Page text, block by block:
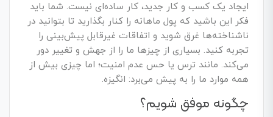
ایجاد یک کسب­ و کار جدید، کار ساده‌­ای نیست. شما باید
فکر این باشید که پول ماهانه را کنار بگذارید تا بتوانید در
ناشناخته‌­ها غرق شوید و اتفاقات غیرقابل پیش‌­بینی را
تجربه کنید. بسیاری از چیزها ما را از جهش و تغییر دور
می‌­کند. مانند ترس یا حس عدم امنیت؛ اما چیزی بیش از
همه موارد ما را به پیش می‌برد: انگیزه.
چگونه موفق شویم؟